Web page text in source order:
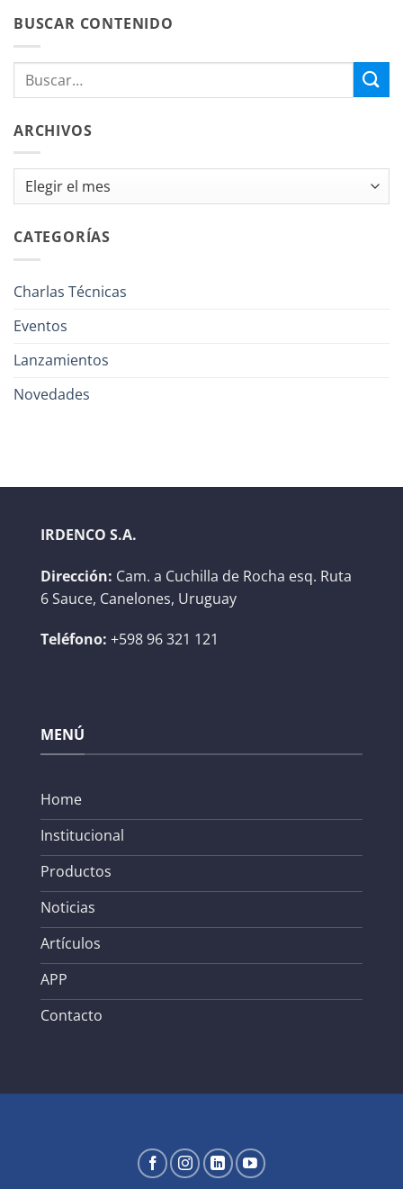
BUSCAR CONTENIDO
ARCHIVOS
Archivos
CATEGORÍAS
Charlas Técnicas
Eventos
Lanzamientos
Novedades
IRDENCO S.A.
Dirección: Cam. a Cuchilla de Rocha esq. Ruta
6 Sauce, Canelones, Uruguay
Teléfono: +598 96 321 121
MENÚ
Home
Institucional
Productos
Noticias
Artículos
APP
Contacto